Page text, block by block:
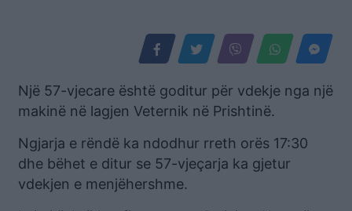
Një 57-vjecare është goditur për vdekje nga një
makinë në lagjen Veternik në Prishtinë.
Ngjarja e rëndë ka ndodhur rreth orës 17:30
dhe bëhet e ditur se 57-vjeçarja ka gjetur
vdekjen e menjëhershme.